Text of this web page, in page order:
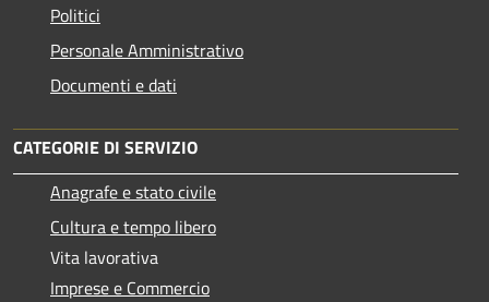
Politici
Personale Amministrativo
Documenti e dati
CATEGORIE DI SERVIZIO
Anagrafe e stato civile
Cultura e tempo libero
Vita lavorativa
Imprese e Commercio